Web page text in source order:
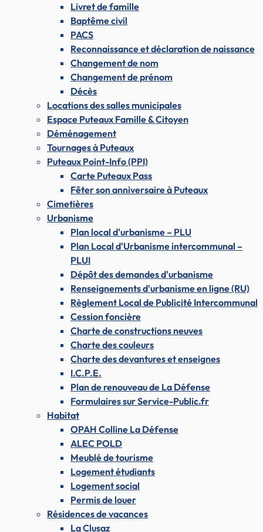
Livret de famille
Baptême civil
PACS
Reconnaissance et déclaration de naissance
Changement de nom
Changement de prénom
Décès
Locations des salles municipales
Espace Puteaux Famille & Citoyen
Déménagement
Tournages à Puteaux
Puteaux Point-Info (PPI)
Carte Puteaux Pass
Fêter son anniversaire à Puteaux
Cimetières
Urbanisme
Plan local d'urbanisme – PLU
Plan Local d'Urbanisme intercommunal –
PLUI
Dépôt des demandes d'urbanisme
Renseignements d'urbanisme en ligne (RU)
Règlement Local de Publicité Intercommunal
Cession foncière
Charte de constructions neuves
Charte des couleurs
Charte des devantures et enseignes
I.C.P.E.
Plan de renouveau de La Défense
Formulaires sur Service-Public.fr
Habitat
OPAH Colline La Défense
ALEC POLD
Meublé de tourisme
Logement étudiants
Logement social
Permis de louer
Résidences de vacances
La Clusaz